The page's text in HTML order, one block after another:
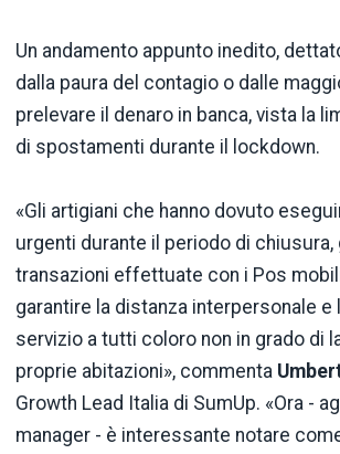
Un andamento appunto inedito,
dalla paura del contagio o dalle
prelevare il denaro in banca, vista la
di spostamenti durante il lockdown.
«Gli artigiani che hanno dovuto
urgenti durante il periodo di chiusura,
transazioni effettuate con i Pos
garantire la distanza interpersonale e
servizio a tutti coloro non in grado di
proprie abitazioni», commenta
Growth Lead Italia di SumUp. «Ora -
manager - è interessante notare